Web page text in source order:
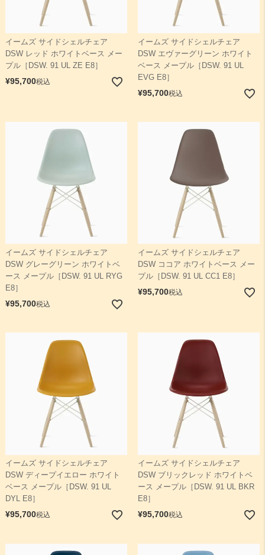
イームズ サイドシェルチェア
DSW レッド ホワイトベース メー
プル［DSW. 91 UL ZE E8］
¥95,700税込
イームズ サイドシェルチェア
DSW エヴァーグリーン ホワイト
ベース メープル［DSW. 91 UL
EVG E8］
¥95,700税込
イームズ サイドシェルチェア
DSW グレーグリーン ホワイトベ
ース メープル［DSW. 91 UL RYG
E8］
¥95,700税込
イームズ サイドシェルチェア
DSW ココア ホワイトベース メー
プル［DSW. 91 UL CC1 E8］
¥95,700税込
イームズ サイドシェルチェア
DSW ディープイエロー ホワイト
ベース メープル［DSW. 91 UL
DYL E8］
¥95,700税込
イームズ サイドシェルチェア
DSW ブリックレッド ホワイトベ
ース メープル［DSW. 91 UL BKR
E8］
¥95,700税込